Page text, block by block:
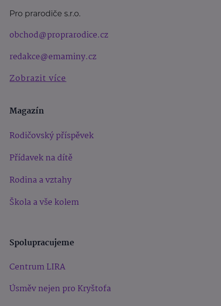
Pro prarodiče s.r.o.
obchod@proprarodice.cz
redakce@emaminy.cz
Zobrazit více
Magazín
Rodičovský příspěvek
Přídavek na dítě
Rodina a vztahy
Škola a vše kolem
Spolupracujeme
Centrum LIRA
Úsměv nejen pro Kryštofa